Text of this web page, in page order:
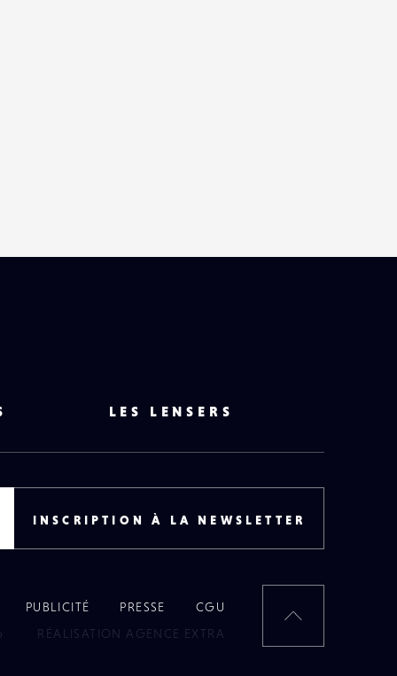
LES LENSERS
INSCRIPTION À LA NEWSLETTER
PUBLICITÉ PRESSE
CGU
RÉALISATION AGENCE EXTRA